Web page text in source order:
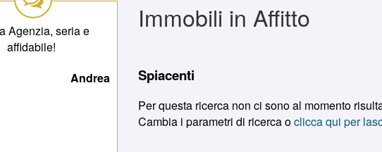
Agenzia, seria e
affidabile!
Andrea
Ottima Agenzia, seria e
Immobili in Affitto
Spiacenti
Per questa ricerca non ci sono al momento
Cambia i parametri di ricerca oclicca qui per